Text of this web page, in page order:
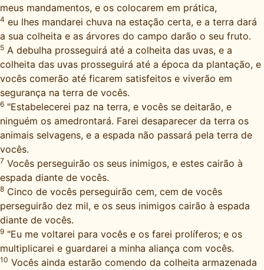
meus mandamentos, e os colocarem em prática,
4 eu lhes mandarei chuva na estação certa, e a terra dará
a sua colheita e as árvores do campo darão o seu fruto.
5 A debulha prosseguirá até a colheita das uvas, e a
colheita das uvas prosseguirá até a época da plantação, e
vocês comerão até ficarem satisfeitos e viverão em
segurança na terra de vocês.
6 "Estabelecerei paz na terra, e vocês se deitarão, e
ninguém os amedrontará. Farei desaparecer da terra os
animais selvagens, e a espada não passará pela terra de
vocês.
7 Vocês perseguirão os seus inimigos, e estes cairão à
espada diante de vocês.
8 Cinco de vocês perseguirão cem, cem de vocês
perseguirão dez mil, e os seus inimigos cairão à espada
diante de vocês.
9 "Eu me voltarei para vocês e os farei prolíferos; e os
multiplicarei e guardarei a minha aliança com vocês.
10 Vocês ainda estarão comendo da colheita armazenada